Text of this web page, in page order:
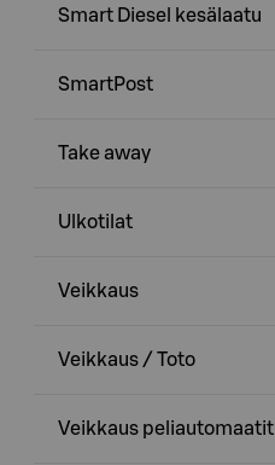
Smart Diesel kesälaatu
SmartPost
Take away
Ulkotilat
Veikkaus
Veikkaus / Toto
Veikkaus peliautomaatit